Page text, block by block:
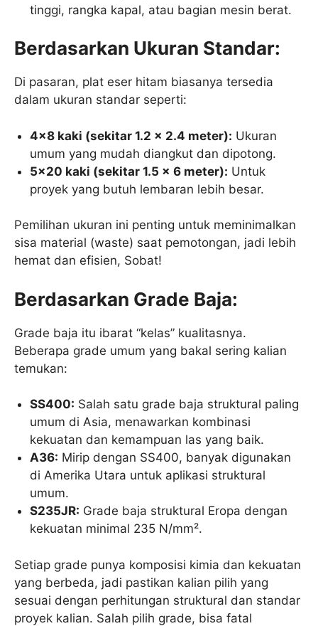
tinggi, rangka kapal, atau bagian mesin berat.
Berdasarkan Ukuran Standar:
Di pasaran, plat eser hitam biasanya tersedia
dalam ukuran standar seperti:
4×8 kaki (sekitar 1.2 x 2.4 meter): Ukuran
umum yang mudah diangkut dan dipotong.
5×20 kaki (sekitar 1.5 x 6 meter): Untuk
proyek yang butuh lembaran lebih besar.
Pemilihan ukuran ini penting untuk meminimalkan
sisa material (waste) saat pemotongan, jadi lebih
hemat dan efisien, Sobat!
Berdasarkan Grade Baja:
Grade baja itu ibarat “kelas” kualitasnya.
Beberapa grade umum yang bakal sering kalian
temukan:
SS400: Salah satu grade baja struktural paling
umum di Asia, menawarkan kombinasi
kekuatan dan kemampuan las yang baik.
A36: Mirip dengan SS400, banyak digunakan
di Amerika Utara untuk aplikasi struktural
umum.
S235JR: Grade baja struktural Eropa dengan
kekuatan minimal 235 N/mm².
Setiap grade punya komposisi kimia dan kekuatan
yang berbeda, jadi pastikan kalian pilih yang
sesuai dengan perhitungan struktural dan standar
proyek kalian. Salah pilih grade, bisa fatal